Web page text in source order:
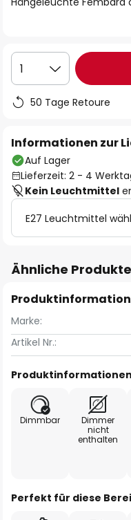
1
50 Tage Retoure
Informationen zur
Auf Lager
Lieferzeit: 2 - 4
Kein Leuchtmittel
E27 Leuchtmittel
Ähnliche
Marke:
Artikel Nr.:
Produktinformationen
Dimmbar
Dimmer
nicht
enthalten
Perfekt für diese